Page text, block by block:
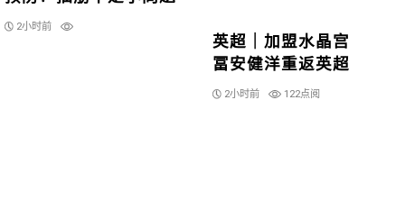
2小时前
英超｜加盟水晶宫
冨安健洋重返英超
2小时前 122点阅